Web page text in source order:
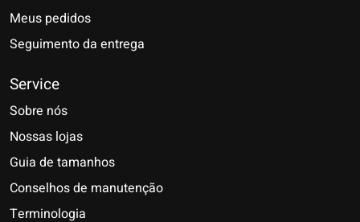
Meus pedidos
Seguimento da entrega
Service
Sobre nós
Nossas lojas
Guia de tamanhos
Conselhos de manutenção
Terminologia